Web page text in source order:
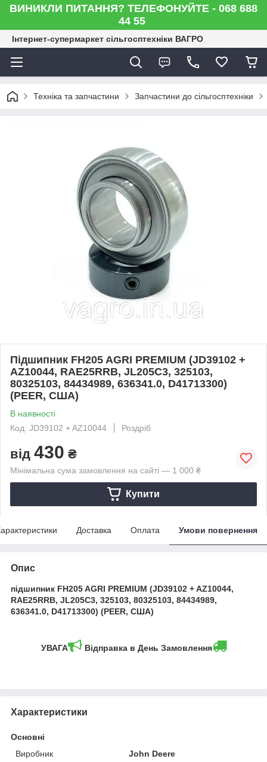
ВИНИКЛИ ПИТАННЯ? ТЕЛЕФОНУЙТЕ - 068 688
44 55
Інтернет-супермаркет сільгосптехніки ВАГРО
Техніка та запчастини Запчастини до сільгосптехніки
Підшипник FH205 AGRI PREMIUM (JD39102 +
AZ10044, RAE25RRB, JL205C3, 325103,
80325103, 84434989, 636341.0, D41713300)
(PEER, США)
В наявності
Код: JD39102 + AZ10044
Роздріб
від 430 ₴
Мінімальна сума замовлення на сайті — 1 000 ₴
Купити
Доставка Оплата Умови повернення
Опис
підшипник FH205 AGRI PREMIUM (JD39102 + AZ10044,
RAE25RRB, JL205C3, 325103, 80325103, 84434989,
636341.0, D41713300) (PEER, США)
УВАГА Відправка в День Замовлення
Характеристики
Основні
Виробник
John Deere